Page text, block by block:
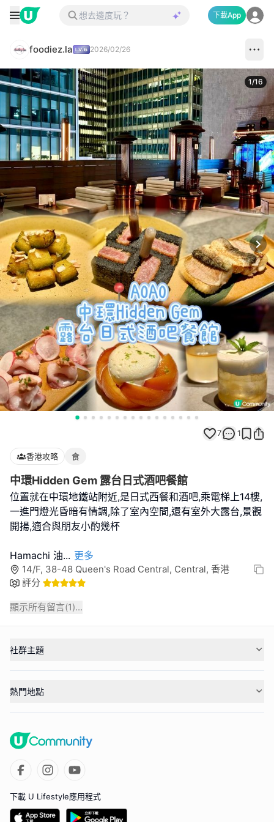
下載App
foodiez.la 2026/02/26
1/16
7 1
香港攻略 食
中環Hidden Gem 露台日式酒吧餐館
位置就在中環地鐵站附近,是日式西餐和酒吧,乘電梯上14樓,
一進門燈光昏暗有情調,除了室內空間,還有室外大露台,景觀
開揚,適合與朋友小酌幾杯
Hamachi 油... 更多
14/F, 38-48 Queen's Road Central, Central, 香港
評分
顯示所有留言(1)...
社群主題
熱門地點
下載 U Lifestyle應用程式